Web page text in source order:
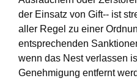
der Einsatz von Gift-- ist
aller Regel zu einer
entsprechenden
wenn das Nest verlassen
Genehmigung entfernt